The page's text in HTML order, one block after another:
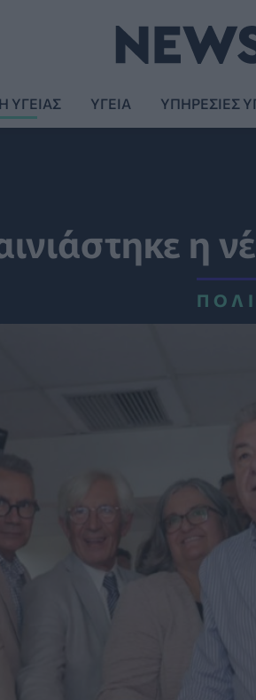
ΥΓΕΙΑΣ ΥΓΕΙΑ ΥΠΗΡΕΣΙΕΣ
η